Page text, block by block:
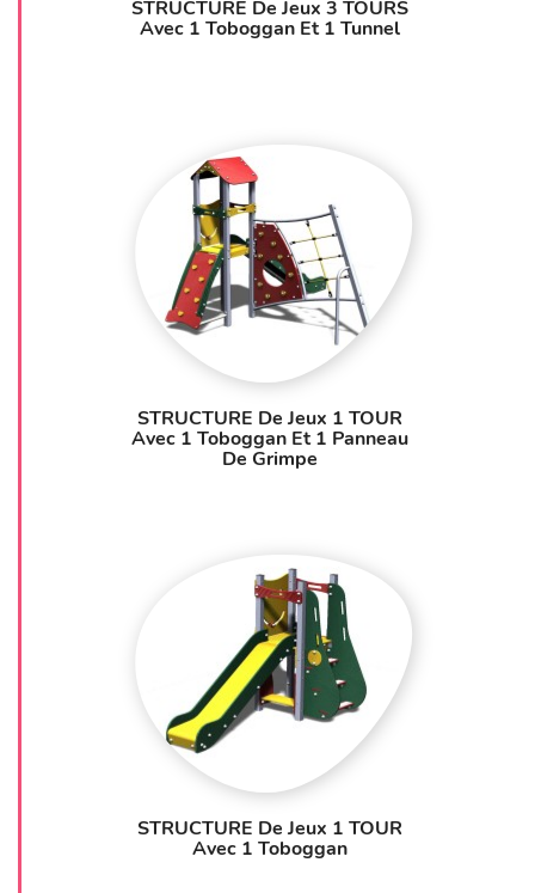
STRUCTURE De Jeux 3 TOURS
Avec 1 Toboggan Et 1 Tunnel
STRUCTURE De Jeux 1 TOUR
Avec 1 Toboggan Et 1 Panneau
De Grimpe
STRUCTURE De Jeux 1 TOUR
Avec 1 Toboggan